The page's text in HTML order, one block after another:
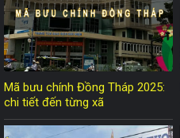
Mã bưu chính Đồng Tháp 2025:
chi tiết đến từng xã